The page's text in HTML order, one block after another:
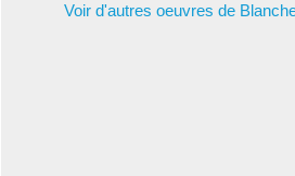
Voir d'autres oeuvres de